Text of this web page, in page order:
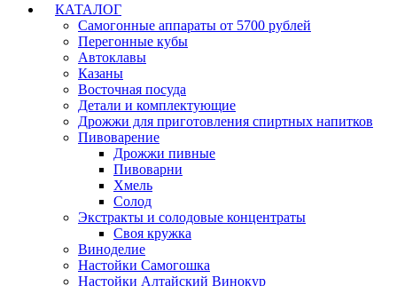
КАТАЛОГ
Самогонные аппараты от 5700 рублей
Перегонные кубы
Автоклавы
Казаны
Восточная посуда
Детали и комплектующие
Дрожжи для приготовления спиртных напитков
Пивоварение
Дрожжи пивные
Пивоварни
Хмель
Солод
Экстракты и солодовые концентраты
Своя кружка
Виноделие
Настойки Самогошка
Настойки Алтайский Винокур